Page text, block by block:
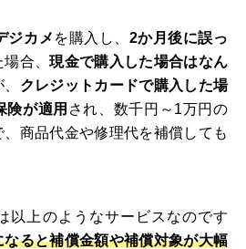
ジカメ を購入し、 2か月後に誤っ
場合、現金で購入した場合はなん
クレジットカードで購入した場
険が適用 され、数千円～1万円の
商品代金や修理代を補償しても
以上のようなサービスなのです
ると補償金額や補償対象が大幅